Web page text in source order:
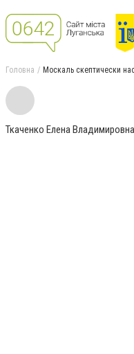
Головна Москаль скептически
Ткаченко Елена Владимировна